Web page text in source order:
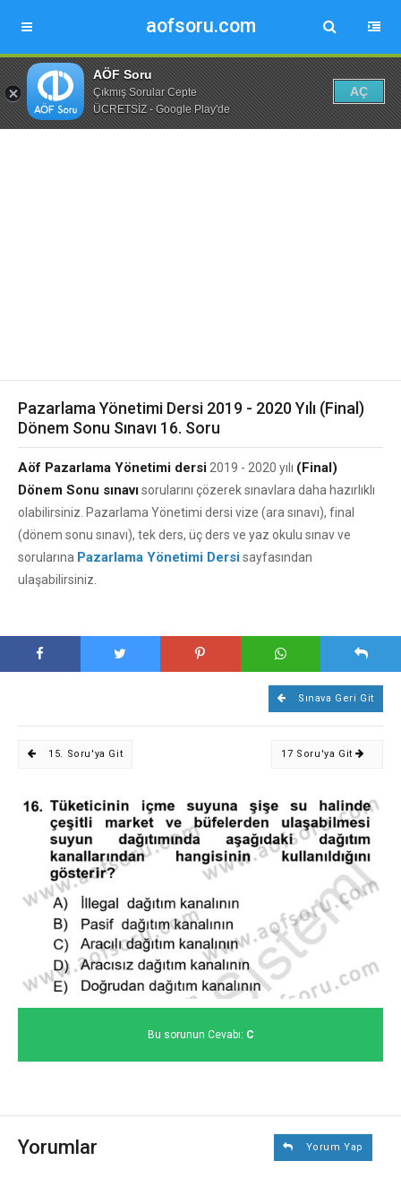
aofsoru.com
AÖF Soru
Çıkmış Sorular Cepte
ÜCRETSİZ - Google Play'de
AÇ
Pazarlama Yönetimi Dersi 2019 - 2020 Yılı (Final)
Dönem Sonu Sınavı 16. Soru
Aöf Pazarlama Yönetimi dersi 2019 - 2020 yılı (Final)
Dönem Sonu sınavısorularını çözerek sınavlara daha hazırlıklı
olabilirsiniz. Pazarlama Yönetimi dersi vize (ara sınavı), final
(dönem sonu sınavı), tek ders, üç ders ve yaz okulu sınav ve
sorularına Pazarlama Yönetimi Dersisayfasından
ulaşabilirsiniz.
Sınava Geri Git
15. Soru'ya Git 17 Soru'ya Git
Bu sorunun Cevabı: C
Yorumlar Yorum Yap